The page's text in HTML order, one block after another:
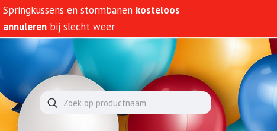
Huur onze populaire led cijfers
Bekijk hier